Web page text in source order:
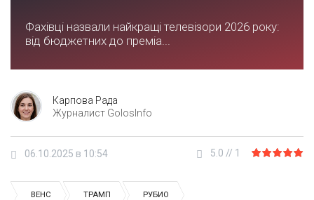
Фахівці назвали найкращі телевізори 2026 року:
від бюджетних до преміа...
Карпова Рада
Журналист GolosInfo
06.10.2025 в 10:54 5.0 // 1
ВЕНС ТРАМП РУБИО